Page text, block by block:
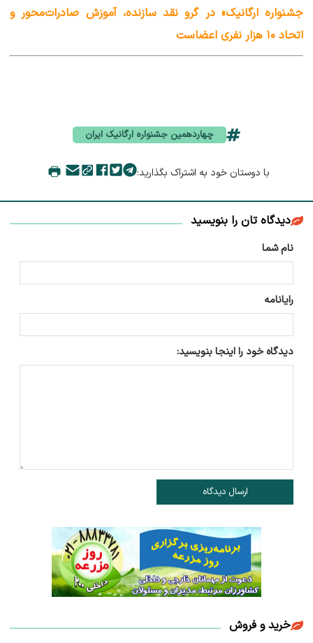
جشنواره ارگانیک» در گرو نقد سازنده، آموزش صادرات‌محور و
اتحاد ۱۰ هزار نفری اعضاست
چهاردهمین جشنواره ارگانیک ایران
با دوستان خود به اشتراک بگذارید:
دیدگاه تان را بنویسید
نام شما
رایانامه
دیدگاه خود را اینجا بنویسید:
ارسال دیدگاه
خرید و فروش